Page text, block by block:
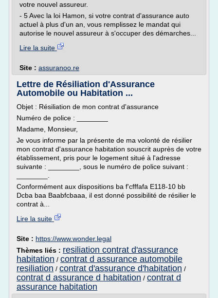
votre nouvel assureur.
- 5 Avec la loi Hamon, si votre contrat d'assurance auto
actuel à plus d'un an, vous remplissez le mandat qui
autorise le nouvel assureur à s'occuper des démarches...
Lire la suite
Site : assuranoo.re
Lettre de Résiliation d'Assurance
Automobile ou Habitation ...
Objet : Résiliation de mon contrat d'assurance
Numéro de police : ________
Madame, Monsieur,
Je vous informe par la présente de ma volonté de résilier
mon contrat d'assurance habitation souscrit auprès de votre
établissement, pris pour le logement situé à l'adresse
suivante : ________, sous le numéro de police suivant :
Conformément aux dispositions ba f'cfffafa E118-10 bb
Dcba baa Baabfcbaaa, il est donné possibilité de résilier le
contrat à...
Lire la suite
Site : https://www.wonder.legal
Thèmes liés : resiliation contrat d'assurance
habitation / contrat d assurance automobile
resiliation / contrat d'assurance d'habitation /
contrat d assurance d habitation / contrat d
assurance habitation